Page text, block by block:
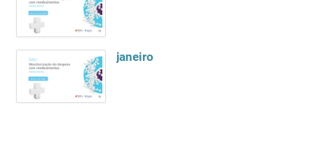
janeiro